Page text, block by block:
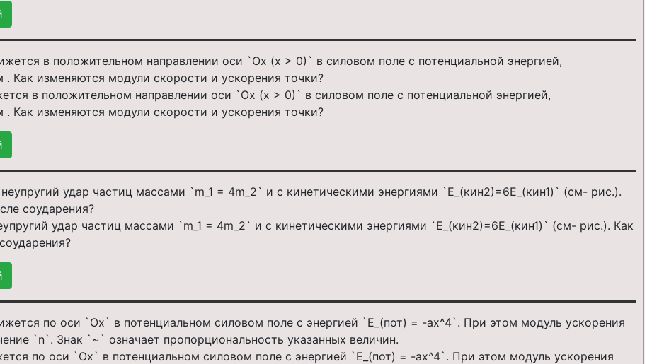
в положительном направлении оси `Ox (x > 0)` в силовом поле с потенциальной энергией,
. Как изменяются модули скорости и ускорения точки?
удар частиц массами `m_1 = 4m_2` и с кинетическими энергиями `E_(кин2)=6E_(кин1)` (см- рис.). Как
по оси `Ox` в потенциальном силовом поле с энергией `E_(пот) = -ax^4`. При этом модуль ускорения